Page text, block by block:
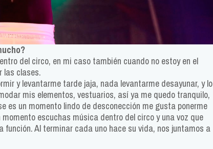
del circo, en mi caso también cuando no estoy en el
las clases.
y levantarme tarde jaja, nada levantarme desayunar, y lo
mis elementos, vestuarios, así ya me quedo tranquilo,
es un momento lindo de desconección me gusta ponerme
escuchas música dentro del circo y una voz que
función. Al terminar cada uno hace su vida, nos juntamos a